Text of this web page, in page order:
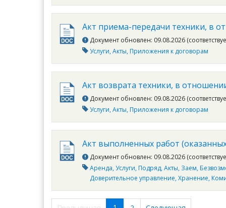
Акт приема-передачи техники, в
Документ обновлен: 09.08.2026
Услуги Акты Приложения к договорам
Акт возврата техники, в
Документ обновлен: 09.08.2026
Услуги Акты Приложения к договорам
Акт выполненных работ
Документ обновлен: 09.08.2026
Аренда Услуги Подряд Акты Заем
Доверительное управление Хранение